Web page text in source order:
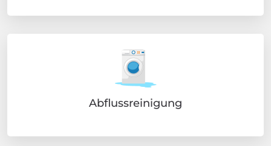
Abflussreinigung